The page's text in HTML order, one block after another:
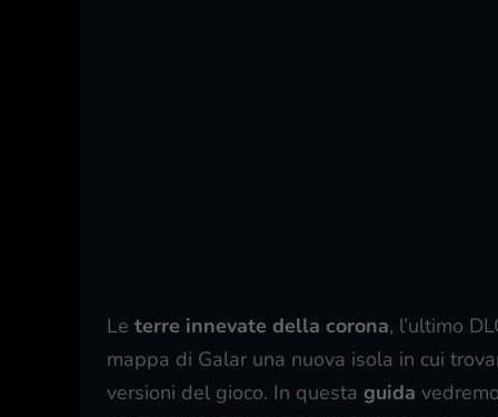
Le terre innevate della corona, l’ultimo
mappa di Galar una nuova isola in cui
versioni del gioco. In questa guida